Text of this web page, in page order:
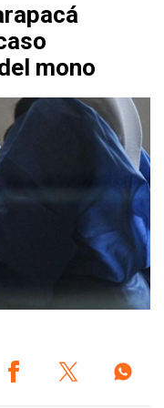
mono